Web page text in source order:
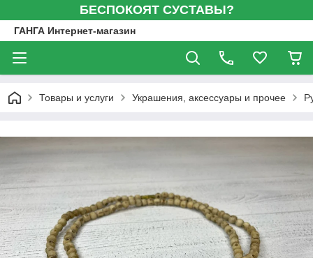
БЕСПОКОЯТ СУСТАВЫ?
ГАНГА Интернет-магазин
Товары и услуги Украшения, аксессуары и прочее